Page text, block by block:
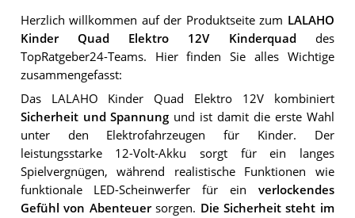
Herzlich willkommen auf der Produktseite zum LALAHO
Kinder Quad Elektro 12V Kinderquaddes
TopRatgeber24-Teams. Hier finden Sie alles Wichtige
zusammengefasst:
Das LALAHO Kinder Quad Elektro 12V kombiniert
Sicherheit und Spannung und ist damit die erste Wahl
unter den Elektrofahrzeugen für Kinder. Der
leistungsstarke 12-Volt-Akku sorgt für ein langes
Spielvergnügen, während realistische Funktionen wie
funktionale LED-Scheinwerfer für ein verlockendes
Gefühl von Abenteuersorgen. Die Sicherheit steht im